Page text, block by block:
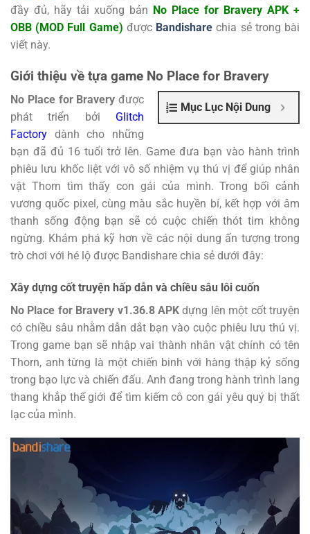
đầy đủ, hãy tải xuống bản No Place for Bravery APK +
OBB (MOD Full Game) được Bandishare chia sẻ trong bài
viết này.
Giới thiệu về tựa game No Place for Bravery
Mục Lục Nội Dung
No Place for Bravery được
phát triển bởi Glitch
Factory dành cho những
bạn đã đủ 16 tuổi trở lên. Game đưa bạn vào hành trình
phiêu lưu khốc liệt với vô số nhiệm vụ thú vị để giúp nhân
vật Thorn tìm thấy con gái của mình. Trong bối cảnh
vương quốc pixel, cùng màu sắc huyền bí, kết hợp với âm
thanh sống động bạn sẽ có cuộc chiến thót tim không
ngừng. Khám phá kỹ hơn về các nội dung ấn tượng trong
trò chơi với hé lộ được Bandishare chia sẻ dưới đây:
Xây dựng cốt truyện hấp dẫn và chiều sâu lôi cuốn
No Place for Bravery v1.36.8 APK dựng lên một cốt truyện
có chiều sâu nhằm dẫn dắt bạn vào cuộc phiêu lưu thú vị.
Trong game bạn sẽ nhập vai thành nhân vật chính có tên
Thorn, anh từng là một chiến binh với hàng thập kỷ sống
trong bạo lực và chiến đấu. Anh đang trong hành trình lang
thang khắp thế giới để tìm kiếm cô con gái yêu quý bị thất
lạc của mình.